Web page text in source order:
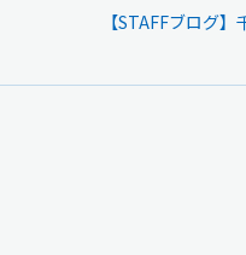
【STAFFブログ】